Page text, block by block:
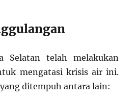
Selatan telah melakukan
mengatasi krisis air ini.
ditempuh antara lain: